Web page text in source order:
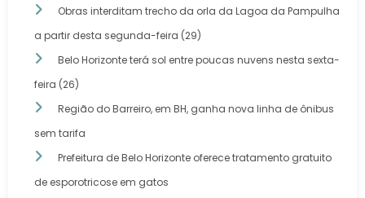
Obras interditam trecho da orla da Lagoa da Pampulha
a partir desta segunda-feira (29)
Belo Horizonte terá sol entre poucas nuvens nesta sexta-
feira (26)
Região do Barreiro, em BH, ganha nova linha de ônibus
sem tarifa
Prefeitura de Belo Horizonte oferece tratamento gratuito
de esporotricose em gatos